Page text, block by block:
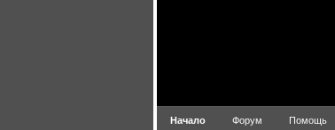
Начало Форум Помощь